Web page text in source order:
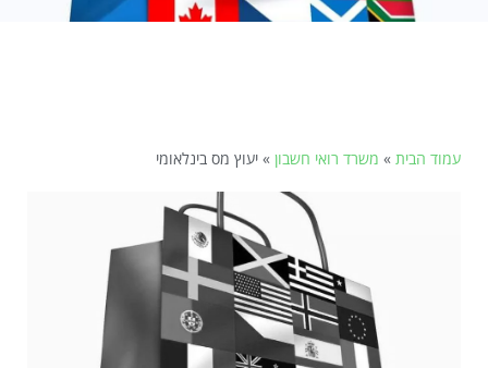
עמוד הבית » משרד רואי חשבון » יעוץ מס בינלאומי